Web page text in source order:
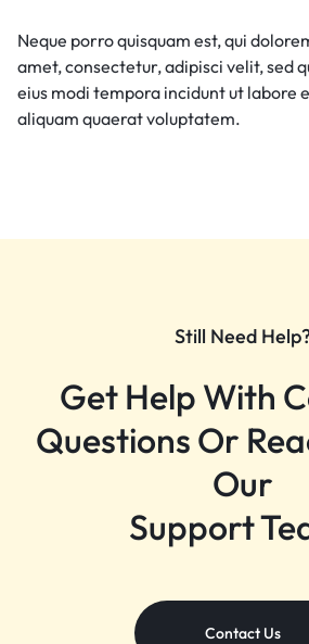
Neque porro quisquam est, qui
amet, consectetur, adipisci velit, sed
eius modi tempora incidunt ut labore
aliquam quaerat voluptatem.
Still Need
Get Help With
Questions Or
Our
Support
Contact Us